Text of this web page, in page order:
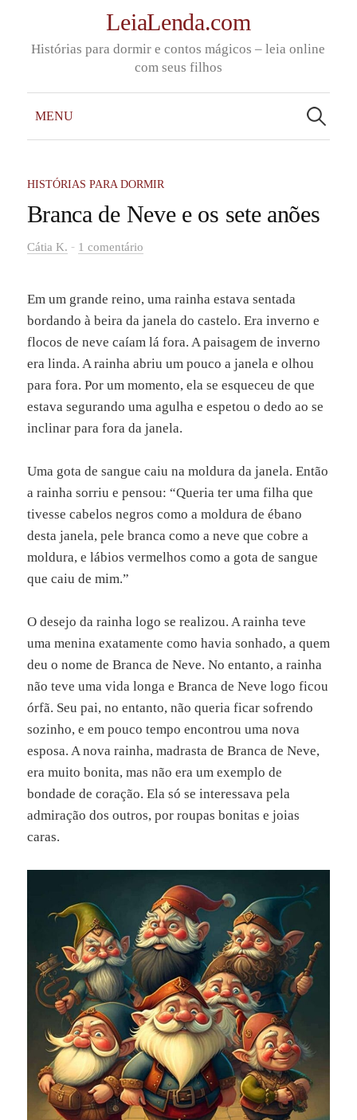
content
LeiaLenda.com
Histórias para dormir e contos mágicos – leia online
com seus filhos
MENU
por:
HISTÓRIAS PARA DORMIR
Branca de Neve e os sete anões
Cátia K. - 1 comentário
Em um grande reino, uma rainha estava sentada
bordando à beira da janela do castelo. Era inverno e
flocos de neve caíam lá fora. A paisagem de inverno
era linda. A rainha abriu um pouco a janela e olhou
para fora. Por um momento, ela se esqueceu de que
estava segurando uma agulha e espetou o dedo ao se
inclinar para fora da janela.
Uma gota de sangue caiu na moldura da janela. Então
a rainha sorriu e pensou: “Queria ter uma filha que
tivesse cabelos negros como a moldura de ébano
desta janela, pele branca como a neve que cobre a
moldura, e lábios vermelhos como a gota de sangue
que caiu de mim.”
O desejo da rainha logo se realizou. A rainha teve
uma menina exatamente como havia sonhado, a quem
deu o nome de Branca de Neve. No entanto, a rainha
não teve uma vida longa e Branca de Neve logo ficou
órfã. Seu pai, no entanto, não queria ficar sofrendo
sozinho, e em pouco tempo encontrou uma nova
esposa. A nova rainha, madrasta de Branca de Neve,
era muito bonita, mas não era um exemplo de
bondade de coração. Ela só se interessava pela
admiração dos outros, por roupas bonitas e joias
caras.